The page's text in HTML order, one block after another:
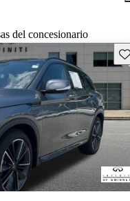
del concesionario